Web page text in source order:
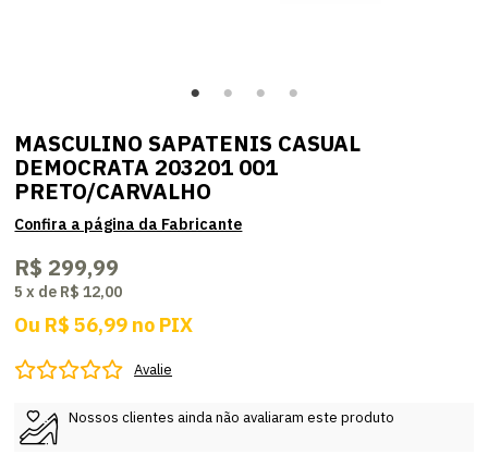
MASCULINO SAPATENIS CASUAL
DEMOCRATA 203201 001
PRETO/CARVALHO
R$ 299,99
5 x de R$ 12,00
Ou R$ 56,99 no PIX
Avalie
Nossos clientes ainda não avaliaram este produto